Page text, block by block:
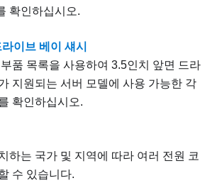
확인하십시오.
이브 베이 섀시
품 목록을 사용하여 3.5인치 앞면 드라
지원되는 서버 모델에 사용 가능한 각
확인하십시오.
하는 국가 및 지역에 따라 여러 전원 코
수 있습니다.